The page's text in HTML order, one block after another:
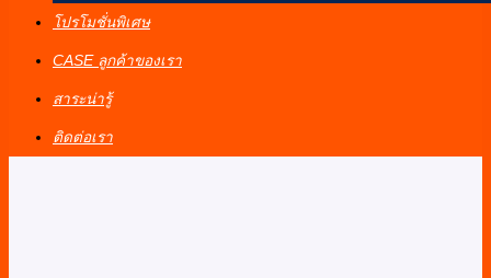
โปรโมชั่นพิเศษ
CASE ลูกค้าของเรา
สาระน่ารู้
ติดต่อเรา